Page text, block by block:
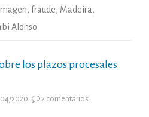
, fraude, Madeira ,
Alonso
los plazos procesales
2020 2 comentarios